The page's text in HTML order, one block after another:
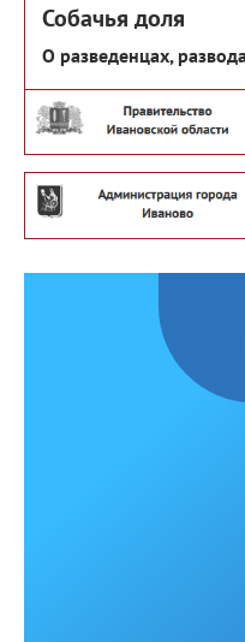
Собачья доля
О разведенцах,